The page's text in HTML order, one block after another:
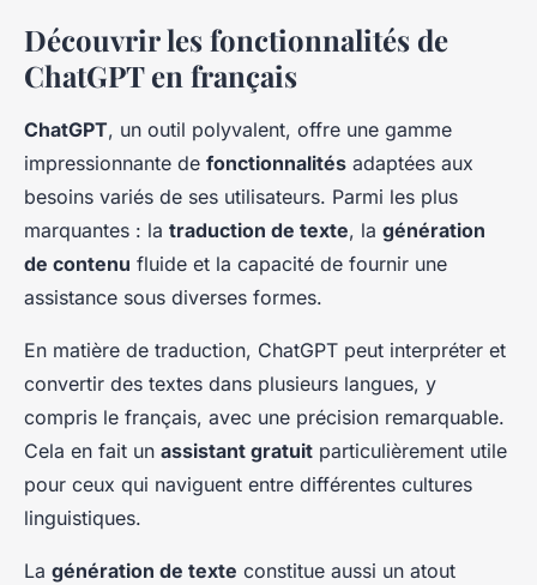
Découvrir les fonctionnalités de
ChatGPT en français
ChatGPT, un outil polyvalent, offre une gamme
impressionnante de fonctionnalités adaptées aux
besoins variés de ses utilisateurs. Parmi les plus
marquantes : la traduction de texte, la génération
de contenu fluide et la capacité de fournir une
assistance sous diverses formes.
En matière de traduction, ChatGPT peut interpréter et
convertir des textes dans plusieurs langues, y
compris le français, avec une précision remarquable.
Cela en fait un assistant gratuit particulièrement utile
pour ceux qui naviguent entre différentes cultures
linguistiques.
La génération de texte constitue aussi un atout